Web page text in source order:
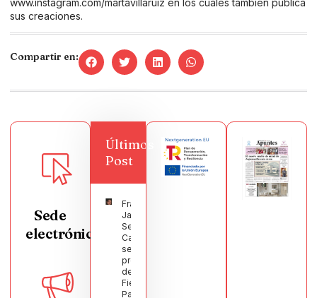
sus creaciones.
Compartir en:
Sede
electrónica
Últimos
Post
Francisco
Javier
Segura
Castellanos
será el
pregonero
de las
Fiestas
Patronales